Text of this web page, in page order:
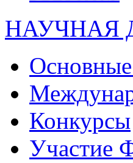
НАУЧНАЯ
Основные
Конкурсы